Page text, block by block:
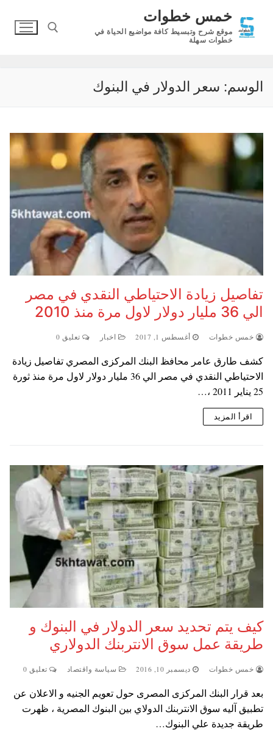
المحتوى
خمس خطوات
موقع شرح وتبسيط كافة مواضيع الحياة في
خطوات سهلة
الوسم: سعر الدولار في البنوك
تفاصيل زيادة الاحتياطي النقدي في مصر
الي 36 مليار دولار لاول مرة منذ 2010
خمس خطوات أغسطس 1, 2017 اخبار تعليق 0
كشف طارق عامر محافظ البنك المركزى المصري تفاصيل زيادة
الاحتياطي النقدي في مصر الي 36 مليار دولار لاول مرة منذ ثورة
25 يناير 2011 ،…
اقرأ المزيد
كيف يتم تحديد سعر الدولار في البنوك و
طريقة عمل سوق الانتربنك الدولاري
خمس خطوات ديسمبر 10, 2016 سياسة واقتصاد تعليق 0
بعد قرار البنك المركزى المصرى حول تعويم الجنيه و الاعلان عن
تطبيق آليه سوق الانتربنك الدولاي بين البنوك المصرية ، ظهرت
طريقة جديدة علي البنوك…